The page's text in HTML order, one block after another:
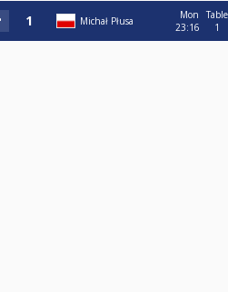
Michał Płusa
Mon
23:16
Table
1